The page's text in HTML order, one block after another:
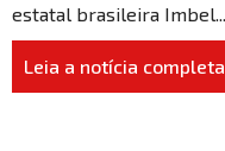
estatal brasileira Imbel....
Leia a notícia completa